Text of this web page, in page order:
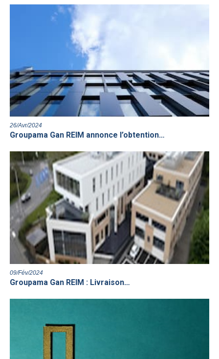
26/Avr/2024
Groupama Gan REIM annonce l’obtention…
09/Fév/2024
Groupama Gan REIM : Livraison…